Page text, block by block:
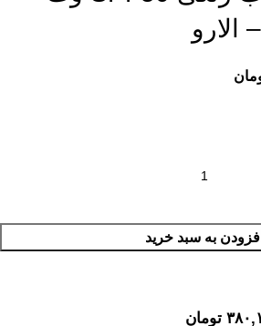
افزودن به سبد خرید
تومان